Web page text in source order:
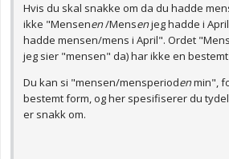
Hvis du skal snakke om da du hadde
ikke "Mensenen/Mensenjeg hadde i
hadde mensen/mens i April". Ordet
jeg sier "mensen" da) har ikke en
Du kan si "mensen/mensperiodenmin",
bestemt form, og her spesifiserer du
er snakk om.